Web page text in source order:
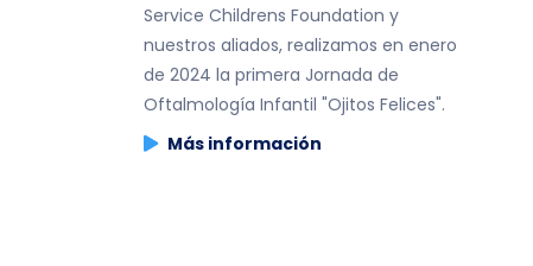
Service Childrens Foundation y
nuestros aliados, realizamos en enero
de 2024 la primera Jornada de
Oftalmología Infantil "Ojitos Felices".
Más información